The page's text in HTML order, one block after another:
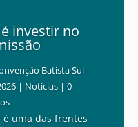
investir no
Batista Sul-
| Notícias| 0
uma das frentes